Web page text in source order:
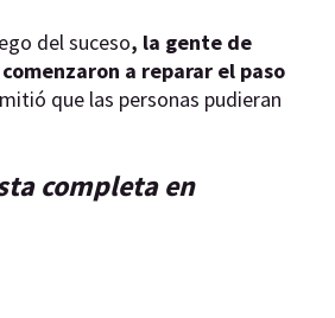
del suceso, la gente de
a reparar el paso
que las personas pudieran
completa en